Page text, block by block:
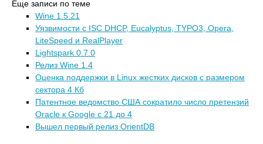
Еще записи по теме
Wine 1.5.21
Уязвимости с ISC DHCP, Eucalyptus, TYPO3, Opera,
LiteSpeed и RealPlayer
Lightspark 0.7.0
Релиз Wine 1.4
Оценка поддержки в Linux жестких дисков с размером
сектора 4 Кб
Патентное ведомство США сократило число претензий
Oracle к Google с 21 до 4
Вышел первый релиз OrientDB